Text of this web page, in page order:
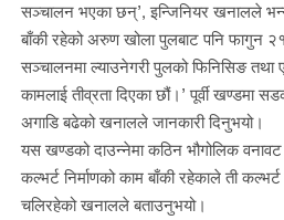
सञ्चालन भएका छन्’, इन्जिनियर खनालले
बाँकी रहेको अरुण खोला पुलबाट पनि फागुन २१
सञ्चालनमा ल्याउनेगरी पुलको फिनिसिङ तथा
कामलाई तीव्रता दिएका छौं।’ पूर्वी खण्डमा
अगाडि बढेको खनालले जानकारी दिनुभयो।
यस खण्डको दाउन्नेमा कठिन भौगोलिक
कल्भर्ट निर्माणको काम बाँकी रहेकाले ती
चलिरहेको खनालले बताउनुभयो।